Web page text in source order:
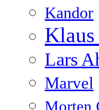
Kandor
Lars
Marvel